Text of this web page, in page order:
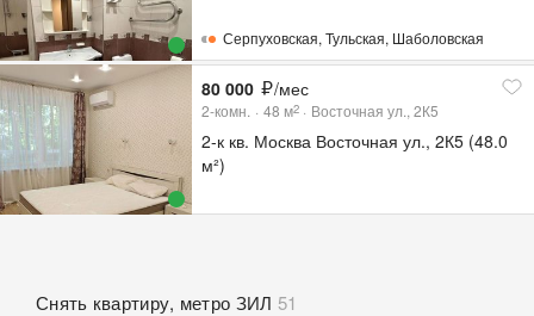
Серпуховская,Тульская, Шаболовская
80 000 /мес
2-комн. 48 м2 Восточная ул., 2К5
2-к кв. Москва Восточная ул., 2К5 (48.0
м²)
Снять квартиру, метро ЗИЛ 51